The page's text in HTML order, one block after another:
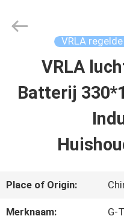
THUIS
PRODUCTEN
ONS
TECH
VRLA
VRLA
Batterij
Place of Origin:
Merknaam: G-